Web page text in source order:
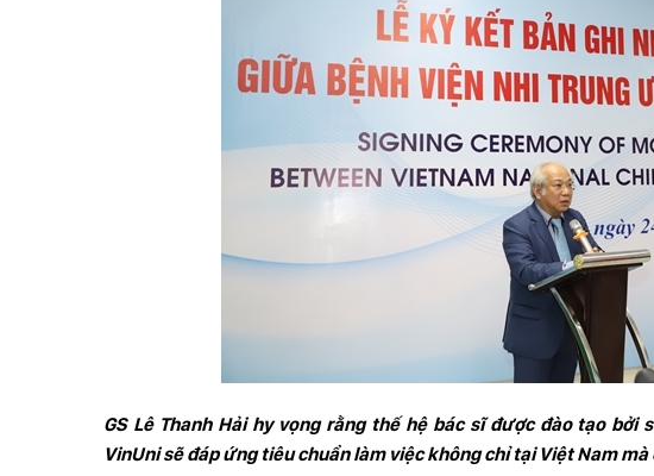
GS Lê Thanh Hải hy vọng rằng thế hệ bác sĩ được đào tạo
VinUni sẽ đáp ứng tiêu chuẩn làm việc không chỉ tại Việt Nam